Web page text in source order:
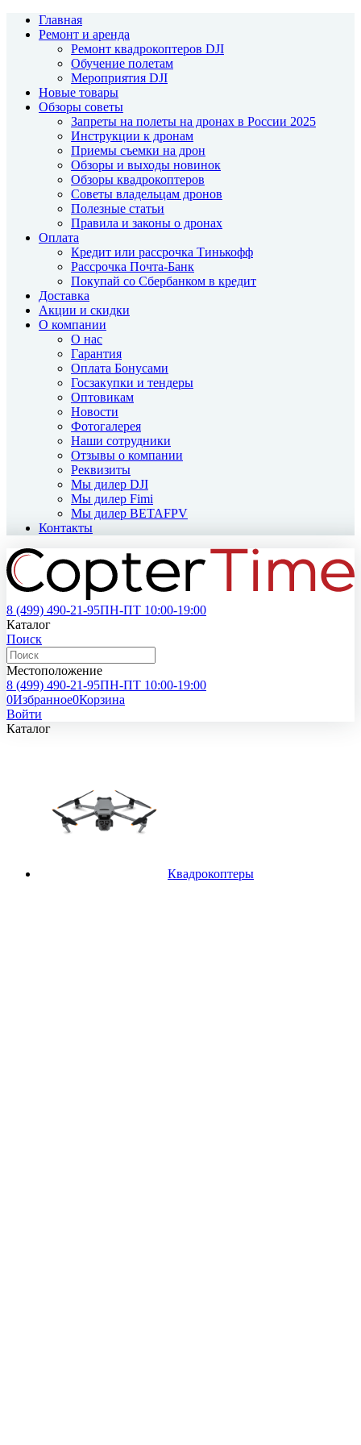
Главная
Ремонт и аренда
Ремонт квадрокоптеров DJI
Обучение полетам
Мероприятия DJI
Новые товары
Обзоры советы
Запреты на полеты на дронах в России 2025
Инструкции к дронам
Приемы съемки на дрон
Обзоры и выходы новинок
Обзоры квадрокоптеров
Советы владельцам дронов
Полезные статьи
Правила и законы о дронах
Оплата
Кредит или рассрочка Тинькофф
Рассрочка Почта-Банк
Покупай со Сбербанком в кредит
Доставка
Акции и скидки
О компании
О нас
Гарантия
Оплата Бонусами
Госзакупки и тендеры
Оптовикам
Новости
Фотогалерея
Наши сотрудники
Отзывы о компании
Реквизиты
Мы дилер DJI
Мы дилер Fimi
Мы дилер BETAFPV
Контакты
8 (499) 490-21-95ПН-ПТ 10:00-19:00
Каталог
Поиск
Местоположение
8 (499) 490-21-95ПН-ПТ 10:00-19:00
0Избранное0Корзина
Войти
Каталог
Квадрокоптеры